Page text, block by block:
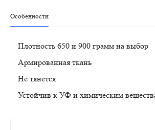
Особенности
Плотность 650 и 900 грамм на выбор
Армированная ткань
Не тянется
Устойчив к УФ и химическим